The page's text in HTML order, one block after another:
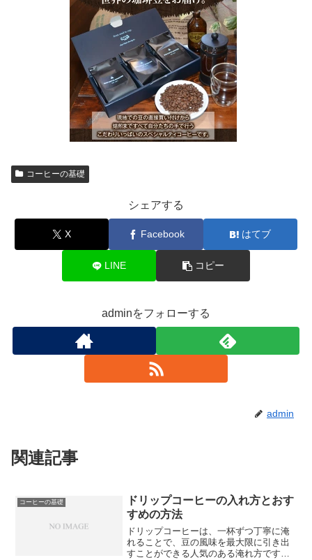
コーヒーの基礎
シェアする
X Facebook はてブ
LINE コピー
adminをフォローする
admin
関連記事
コーヒーの基礎
ドリップコーヒーの入れ方とおす
すめの方法
ドリップコーヒーは、一杯ずつ丁寧に淹
れることで、豆の風味を最大限に引き出
すことができる人気のある淹れ方です。